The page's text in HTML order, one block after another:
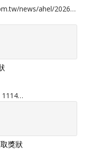
news/ahel/2026…
1114…
獎狀